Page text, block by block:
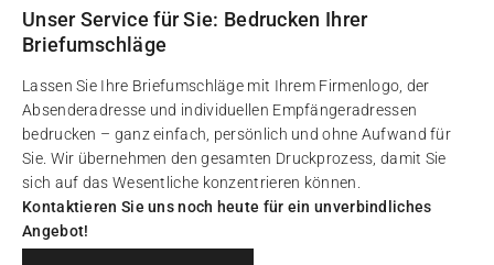
Unser Service für Sie: Bedrucken Ihrer
Briefumschläge
Lassen Sie Ihre Briefumschläge mit Ihrem Firmenlogo, der
Absenderadresse und individuellen Empfängeradressen
bedrucken – ganz einfach, persönlich und ohne Aufwand für
Sie. Wir übernehmen den gesamten Druckprozess, damit Sie
sich auf das Wesentliche konzentrieren können.
Kontaktieren Sie uns noch heute für ein unverbindliches
Angebot!